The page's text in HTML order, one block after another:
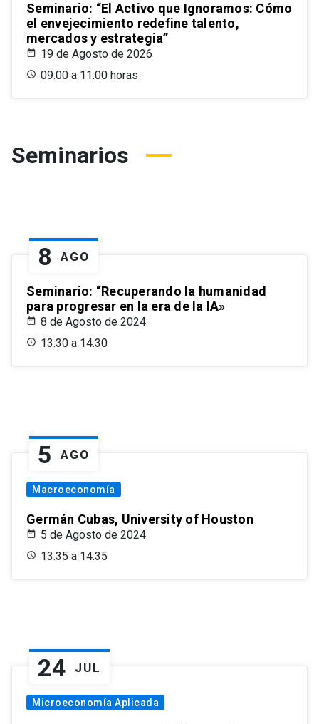
Seminario: “El Activo que Ignoramos: Cómo
el envejecimiento redefine talento,
mercados y estrategia”
19 de Agosto de 2026
09:00 a 11:00 horas
Seminarios
8 AGO
Seminario: “Recuperando la humanidad
para progresar en la era de la IA»
8 de Agosto de 2024
13:30 a 14:30
5 AGO
Macroeconomía
Germán Cubas, University of Houston
5 de Agosto de 2024
13:35 a 14:35
24 JUL
Microeconomía Aplicada